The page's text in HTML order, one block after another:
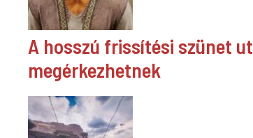
A hosszú frissítési szünet
megérkezhetnek